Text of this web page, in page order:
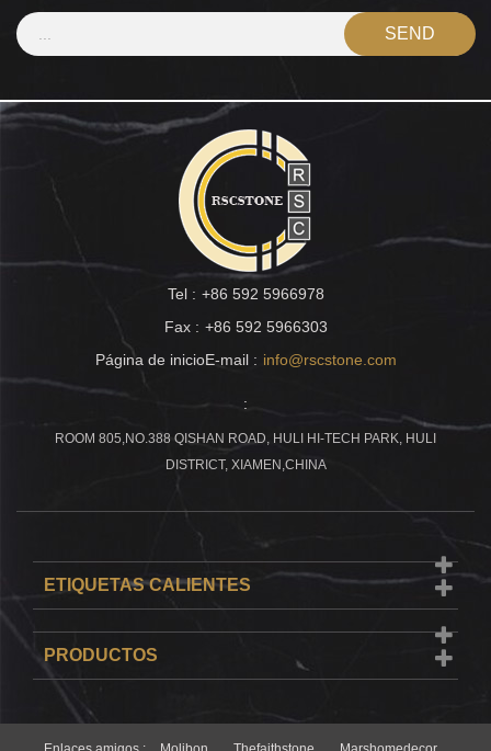
Tel : +86 592 5966978
Fax : +86 592 5966303
Página de inicioE-mail : info@rscstone.com
:
ROOM 805,NO.388 QISHAN ROAD, HULI HI-TECH PARK, HULI
DISTRICT, XIAMEN,CHINA
ETIQUETAS CALIENTES
PRODUCTOS